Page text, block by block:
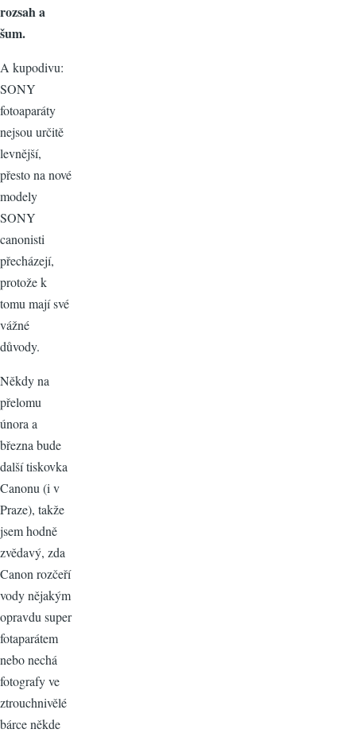
rozsah a
šum.
A kupodivu:
SONY
fotoaparáty
nejsou určitě
levnější,
přesto na nové
modely
SONY
canonisti
přecházejí,
protože k
tomu mají své
vážné
důvody.
Někdy na
přelomu
února a
března bude
další tiskovka
Canonu (i v
Praze), takže
jsem hodně
zvědavý, zda
Canon rozčeří
vody nějakým
opravdu super
fotaparátem
nebo nechá
fotografy ve
ztrouchnivělé
bárce někde